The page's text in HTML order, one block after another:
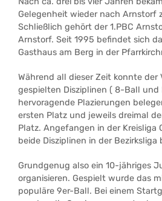
Gelegenheit wieder nach Arnstorf
Schließlich gehört der 1.PBC
Arnstorf. Seit 1995 befindet sich
Gasthaus am Berg in der
Während all dieser Zeit konnte der
gespielten Disziplinen ( 8-Ball und
hervoragende Plazierungen
ersten Platz und jeweils dreimal
Platz. Angefangen in der Kreisliga
beide Disziplinen in der Bezirksliga
Grundgenug also ein 10-jähriges
organisieren. Gespielt wurde das
populäre 9er-Ball. Bei einem